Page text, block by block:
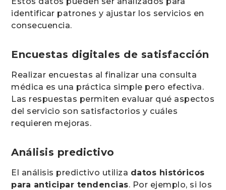
identificar patrones y ajustar los servicios en
consecuencia.
Encuestas digitales de satisfacción
Realizar encuestas al finalizar una consulta
médica es una práctica simple pero efectiva.
Las respuestas permiten evaluar qué aspectos
del servicio son satisfactorios y cuáles
requieren mejoras.
Análisis predictivo
El análisis predictivo utiliza datos históricos
para anticipar tendencias. Por ejemplo, si los